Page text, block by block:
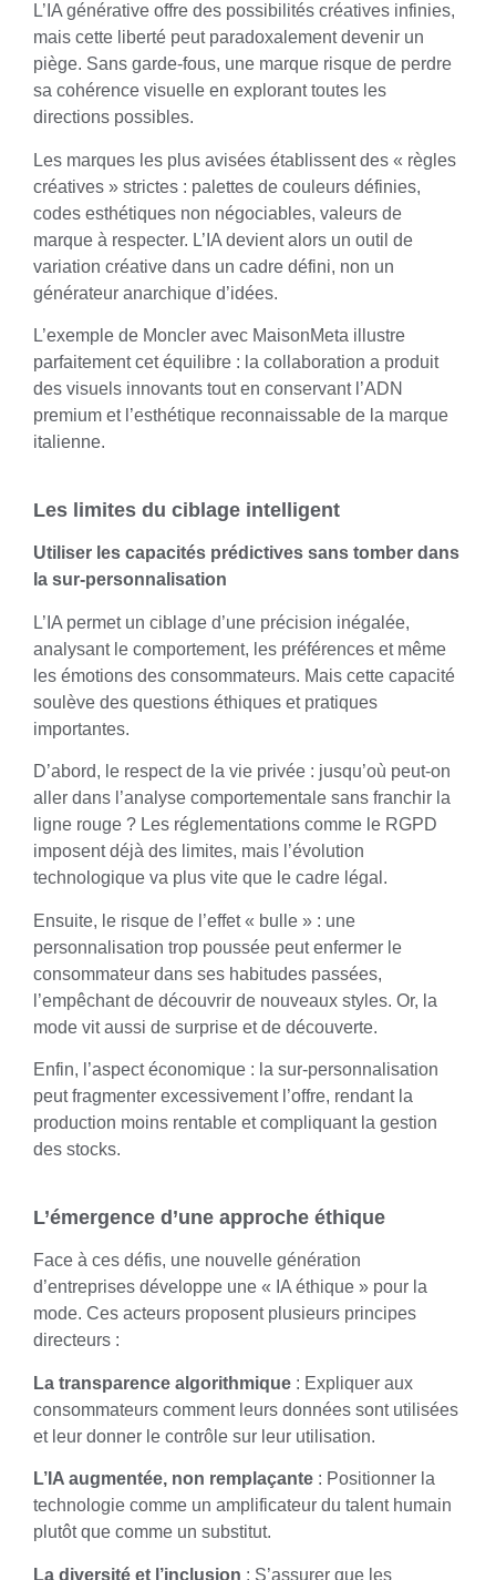
L’IA générative offre des possibilités créatives infinies,
mais cette liberté peut paradoxalement devenir un
piège. Sans garde-fous, une marque risque de perdre
sa cohérence visuelle en explorant toutes les
directions possibles.
Les marques les plus avisées établissent des « règles
créatives » strictes : palettes de couleurs définies,
codes esthétiques non négociables, valeurs de
marque à respecter. L’IA devient alors un outil de
variation créative dans un cadre défini, non un
générateur anarchique d’idées.
L’exemple de Moncler avec MaisonMeta illustre
parfaitement cet équilibre : la collaboration a produit
des visuels innovants tout en conservant l’ADN
premium et l’esthétique reconnaissable de la marque
italienne.
Les limites du ciblage intelligent
Utiliser les capacités prédictives sans tomber dans
la sur-personnalisation
L’IA permet un ciblage d’une précision inégalée,
analysant le comportement, les préférences et même
les émotions des consommateurs. Mais cette capacité
soulève des questions éthiques et pratiques
importantes.
D’abord, le respect de la vie privée : jusqu’où peut-on
aller dans l’analyse comportementale sans franchir la
ligne rouge ? Les réglementations comme le RGPD
imposent déjà des limites, mais l’évolution
technologique va plus vite que le cadre légal.
Ensuite, le risque de l’effet « bulle » : une
personnalisation trop poussée peut enfermer le
consommateur dans ses habitudes passées,
l’empêchant de découvrir de nouveaux styles. Or, la
mode vit aussi de surprise et de découverte.
Enfin, l’aspect économique : la sur-personnalisation
peut fragmenter excessivement l’offre, rendant la
production moins rentable et compliquant la gestion
des stocks.
L’émergence d’une approche éthique
Face à ces défis, une nouvelle génération
d’entreprises développe une « IA éthique » pour la
mode. Ces acteurs proposent plusieurs principes
directeurs :
La transparence algorithmique : Expliquer aux
consommateurs comment leurs données sont utilisées
et leur donner le contrôle sur leur utilisation.
L’IA augmentée, non remplaçante : Positionner la
technologie comme un amplificateur du talent humain
plutôt que comme un substitut.
La diversité et l’inclusion : S’assurer que les